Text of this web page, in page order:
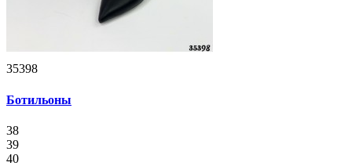
35398
Ботильоны
38
39
40